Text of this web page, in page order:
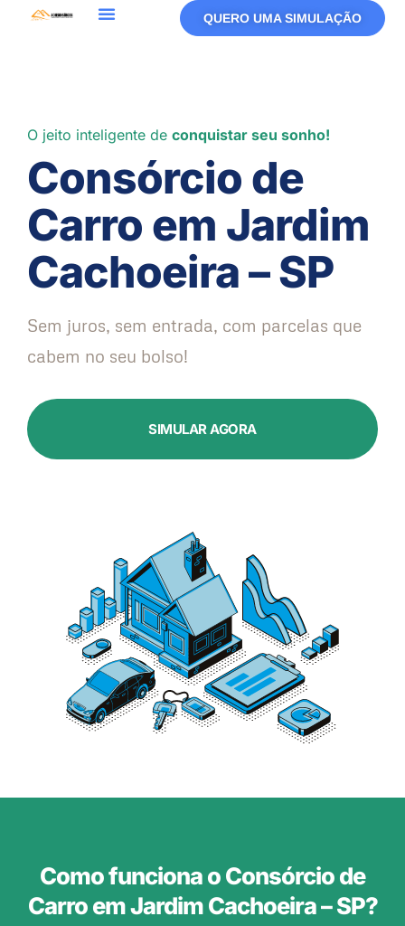
QUERO UMA SIMULAÇÃO
O jeito inteligente de conquistar seu sonho!
Consórcio de
Carro em Jardim
Cachoeira – SP
Sem juros, sem entrada, com parcelas que
cabem no seu bolso!
SIMULAR AGORA
Como funciona o Consórcio de
Carro em Jardim Cachoeira – SP?